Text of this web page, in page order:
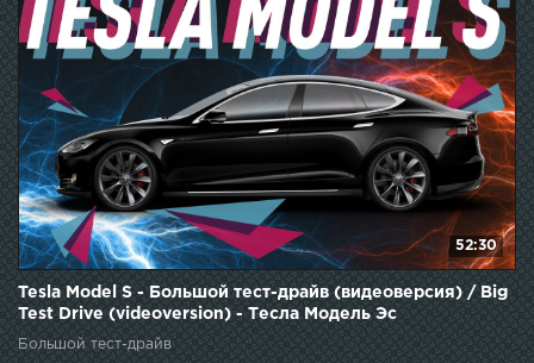
52:30
Tesla Model S - Большой тест-драйв (видеоверсия) / Big
Test Drive (videoversion) - Тесла Модель Эс
Большой тест-драйв